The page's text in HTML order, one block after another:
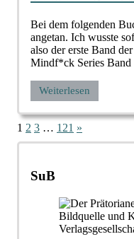
Bei dem folgenden
angetan. Ich wusste
also der erste Band
Mindf*ck Series
Weiterlesen
der
Beiträge
1 2 3 … 121 Nächste
Beiträge
»
SuB
Bildquelle und